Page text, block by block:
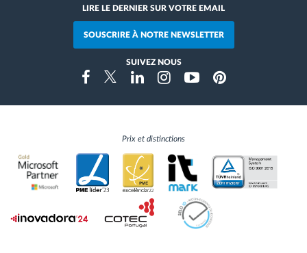
LIRE LE DERNIER SUR VOTRE EMAIL
SOUSCRIRE À NOTRE NEWSLETTER
SUIVEZ NOUS
FacebookTwitterLinkedinInstragramYoutubePinterest
Prix et distinctions